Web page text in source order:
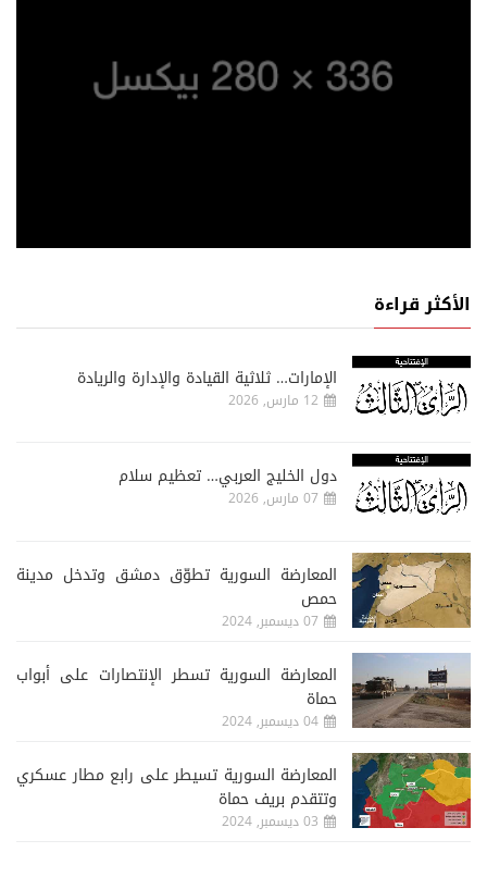
الأكثر قراءة
الإمارات… ثلاثية القيادة والإدارة والريادة
12 مارس, 2026
دول الخليج العربي… تعظيم سلام
07 مارس, 2026
المعارضة السورية تطوّق دمشق وتدخل مدينة
حمص
07 ديسمبر, 2024
المعارضة السورية تسطر الإنتصارات على أبواب
حماة
04 ديسمبر, 2024
المعارضة السورية تسيطر على رابع مطار عسكري
وتتقدم بريف حماة
03 ديسمبر, 2024